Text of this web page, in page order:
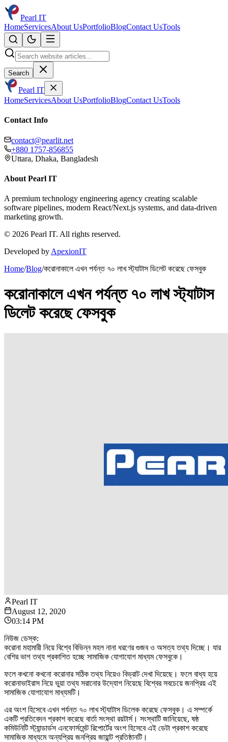
Pearl IT
HomeServicesAbout UsPortfolioBlogContact UsTools
Search
Pearl IT
HomeServicesAbout UsPortfolioBlogContact UsTools
Contact Info
contact@pearlit.net
+880 1757-856855
Uttara, Dhaka, Bangladesh
About Pearl IT
A premium technology engineering agency creating scalable
software pipelines, modern React/Next.js systems, and data-driven
marketing growth.
© 2026 Pearl IT. All rights reserved.
Developed by ApexionIT
Home/Blog/করোনাকালে এখন পর্যন্ত ৭০ লাখ স্ট্যাটাস ডিলেট করেছে ফেসবুক
করোনাকালে এখন পর্যন্ত ৭০ লাখ স্ট্যাটাস
ডিলেট করেছে ফেসবুক
Pearl IT
August 12, 2020
03:14 PM
নিউজ ডেস্ক:
করোনা মহামারী নিয়ে বিশ্বে বিভিন্ন মহল নানা ধরণের গুজব ও অসত্য তথ্য দিচ্ছে। যার
বেশির ভাগ তথ্য প্রকাশিত হচ্ছে সামাজিক যোগাযোগ মাধ্যম ফেসবুকে।
ফলে কখনো কখনো করোনার সঠিক তথ্য নিয়েও বিভ্রাট দেখা দিয়েছে। ফলে বাধ্য হয়ে
করোনাভাইরাস নিয়ে ভুয়া তথ্য সরানোর উদ্যোগ নিয়েছে বিশ্বের সবচেয়ে জনপ্রিয় এই
সামাজিক যোগাযোগ মাধ্যমটি।
এর অংশ হিসেবে এখন পর্যন্ত ৭০ লাখ স্ট্যাটাস ডিলেক করেছে ফেসবুক। এ সম্পর্কে
একটি প্রতিবেদন প্রকাশ করেছে বার্তা সংস্থা রয়টার্স। সংস্থাটি জানিয়েছে, ষষ্ঠ
কমিউনিটি স্ট্যান্ডার্ডস এনফোর্সমেন্ট রিপোর্টের অংশ হিসেবে এই ডেটা প্রকাশ করেছে
সামাজিক মাধ্যমে অন্যপ্রিয় জনপ্রিয় জায়ান্ট প্রতিষ্ঠানটি।